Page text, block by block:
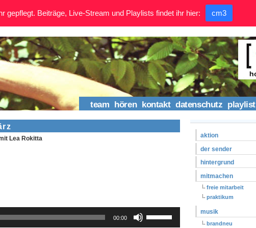
team hören kontakt datenschutz playlist
Lea Rokitta
00:00
Hoch/Runter
aktion
der sender
hintergrund
mitmachen
freie mitarbeit
praktikum
musik
brandneu
gepflegt. Beiträge, Live-Stream und Playlists findet ihr hier: cm3